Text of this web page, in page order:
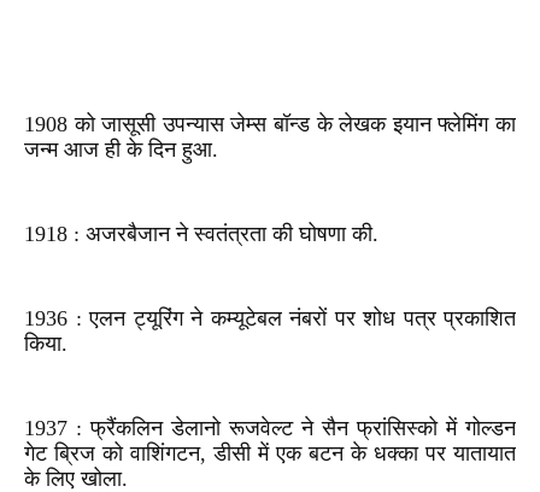
1908 को जासूसी उपन्यास जेम्स बॉन्ड के लेखक इयान फ्लेमिंग का
जन्म आज ही के दिन हुआ.
1918 : अजरबैजान ने स्वतंत्रता की घोषणा की.
1936 : एलन ट्यूरिंग ने कम्यूटेबल नंबरों पर शोध पत्र प्रकाशित
किया.
1937 : फ्रैंकलिन डेलानो रूजवेल्ट ने सैन फ्रांसिस्को में गोल्डन
गेट ब्रिज को वाशिंगटन, डीसी में एक बटन के धक्का पर यातायात
के लिए खोला.